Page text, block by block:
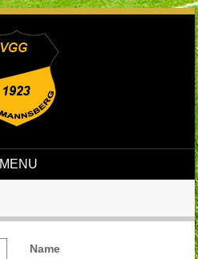
MENU
Name